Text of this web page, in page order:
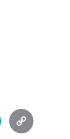
Hatena